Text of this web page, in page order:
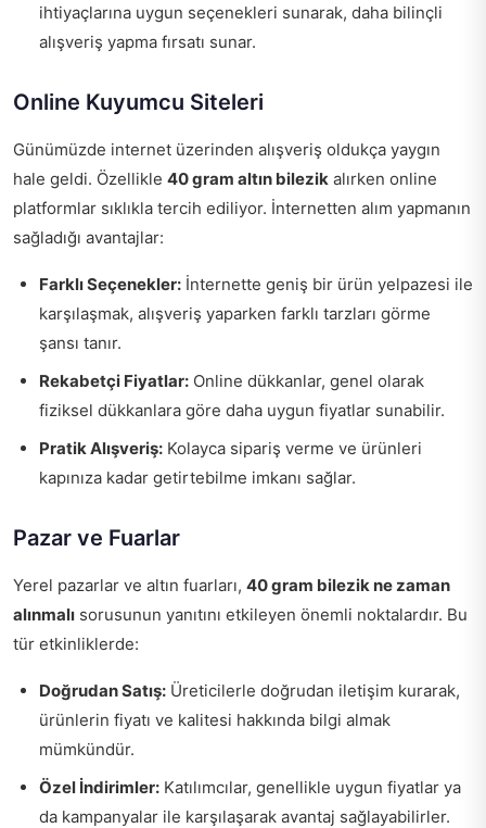
ihtiyaçlarına uygun seçenekleri sunarak, daha bilinçli
alışveriş yapma fırsatı sunar.
Online Kuyumcu Siteleri
Günümüzde internet üzerinden alışveriş oldukça yaygın
hale geldi. Özellikle 40 gram altın bilezik alırken online
platformlar sıklıkla tercih ediliyor. İnternetten alım yapmanın
sağladığı avantajlar:
Farklı Seçenekler: İnternette geniş bir ürün yelpazesi ile
karşılaşmak, alışveriş yaparken farklı tarzları görme
şansı tanır.
Rekabetçi Fiyatlar: Online dükkanlar, genel olarak
fiziksel dükkanlara göre daha uygun fiyatlar sunabilir.
Pratik Alışveriş: Kolayca sipariş verme ve ürünleri
kapınıza kadar getirtebilme imkanı sağlar.
Pazar ve Fuarlar
Yerel pazarlar ve altın fuarları, 40 gram bilezik ne zaman
alınmalı sorusunun yanıtını etkileyen önemli noktalardır. Bu
tür etkinliklerde:
Doğrudan Satış: Üreticilerle doğrudan iletişim kurarak,
ürünlerin fiyatı ve kalitesi hakkında bilgi almak
mümkündür.
Özel İndirimler: Katılımcılar, genellikle uygun fiyatlar ya
da kampanyalar ile karşılaşarak avantaj sağlayabilirler.